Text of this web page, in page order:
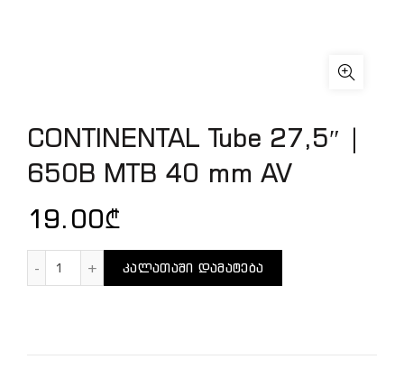
CONTINENTAL Tube 27,5″ |
650B MTB 40 mm AV
19.00₾
ᲙᲐᲚᲐᲗᲐᲨᲘ ᲓᲐᲛᲐᲢᲔᲑᲐ